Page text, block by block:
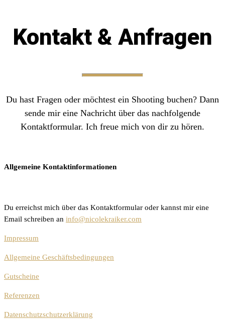
Kontakt & Anfragen
Du hast Fragen oder möchtest ein Shooting buchen? Dann
sende mir eine Nachricht über das nachfolgende
Kontaktformular. Ich freue mich von dir zu hören.
Allgemeine Kontaktinformationen
Du erreichst mich über das Kontaktformular oder kannst mir eine
Email schreiben an info@nicolekraiker.com
Impressum
Allgemeine Geschäftsbedingungen
Gutscheine
Referenzen
Datenschutzschutzerklärung